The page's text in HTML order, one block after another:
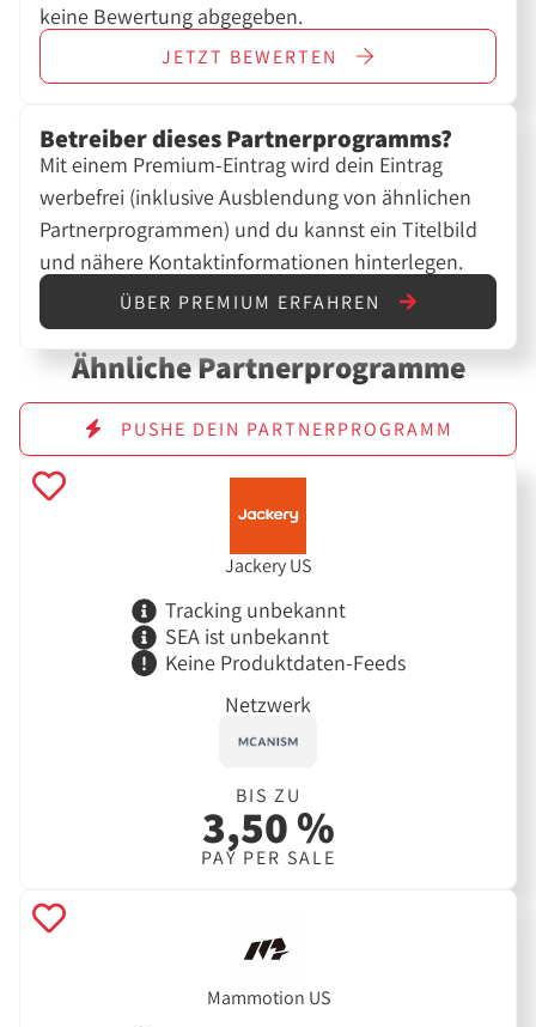
keine Bewertung abgegeben.
JETZT BEWERTEN
Betreiber dieses Partnerprogramms?
Mit einem Premium-Eintrag wird dein Eintrag
werbefrei (inklusive Ausblendung von ähnlichen
Partnerprogrammen) und du kannst ein Titelbild
und nähere Kontaktinformationen hinterlegen.
ÜBER PREMIUM ERFAHREN
Ähnliche Partnerprogramme
PUSHE DEIN PARTNERPROGRAMM
Jackery US
Tracking unbekannt
SEA ist unbekannt
Keine Produktdaten-Feeds
Netzwerk
BIS ZU
3,50 %
PAY PER SALE
Mammotion US